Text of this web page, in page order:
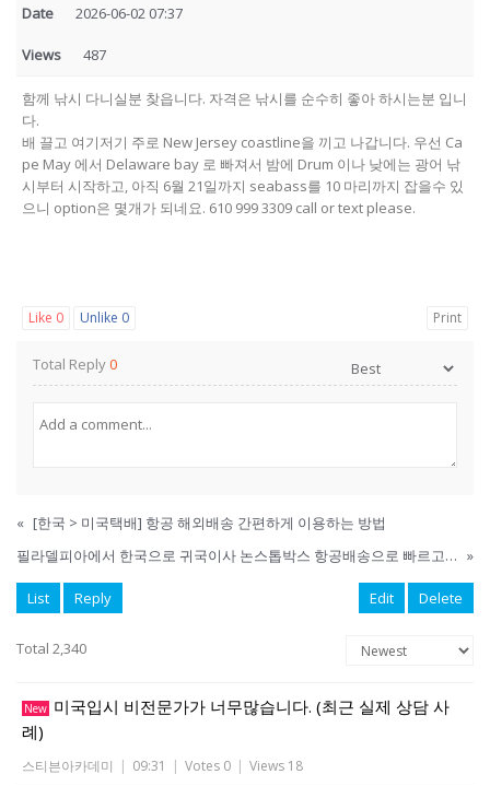
Date 2026-06-02 07:37
Views 487
함께 낚시 다니실분 찾읍니다. 자격은 낚시를 순수히 좋아 하시는분 입니
다.
배 끌고 여기저기 주로 New Jersey coastline을 끼고 나갑니다. 우선 Ca
pe May 에서 Delaware bay 로 빠져서 밤에 Drum 이나 낮에는 광어 낚
시부터 시작하고, 아직 6월 21일까지 seabass를 10 마리까지 잡을수 있
으니 option은 몇개가 되네요. 610 999 3309 call or text please.
Like 0 Unlike 0 Print
Total Reply0
« [한국 > 미국택배] 항공 해외배송 간편하게 이용하는 방법
필라델피아에서 한국으로 귀국이사 논스톱박스 항공배송으로 빠르고 안전하게 배송됩니다. »
List Reply Edit Delete
Total 2,340
New 미국입시 비전문가가 너무많습니다. (최근 실제 상담 사
례)
스티븐아카데미 | 09:31 | Votes 0 | Views 18